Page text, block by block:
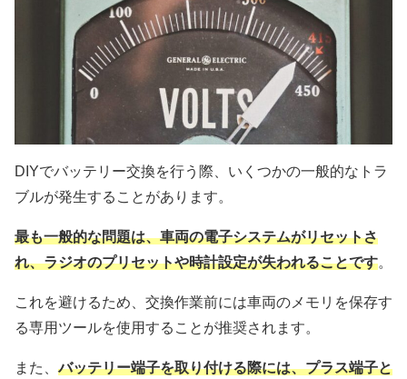
DIYでバッテリー交換を行う際、いくつかの一般的なトラ
ブルが発生することがあります。
最も一般的な問題は、車両の電子システムがリセットさ
れ、ラジオのプリセットや時計設定が失われることです。
これを避けるため、交換作業前には車両のメモリを保存す
る専用ツールを使用することが推奨されます。
また、バッテリー端子を取り付ける際には、プラス端子と